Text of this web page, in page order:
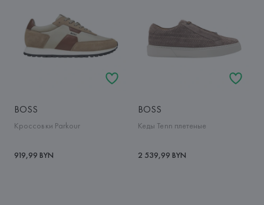
BOSS
Кроссовки Parkour
919,99 BYN
BOSS
Кеды Tenn плетеные
2 539,99 BYN